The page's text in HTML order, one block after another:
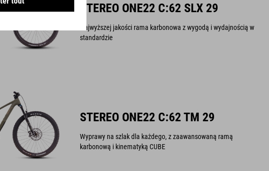
STEREO ONE22 C:62 SLX 29
Najwyższej jakości rama karbonowa z wygodą i wydajnością w
standardzie
STEREO ONE22 C:62 TM 29
Wyprawy na szlak dla każdego, z zaawansowaną ramą
karbonową i kinematyką CUBE